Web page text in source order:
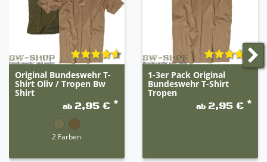
Original Bundeswehr T-
Shirt Oliv / Tropen Bw
Shirt
ab 2,95 € *
2 Farben
1-3er Pack Original
Bundeswehr T-Shirt
Tropen
ab 2,95 € *